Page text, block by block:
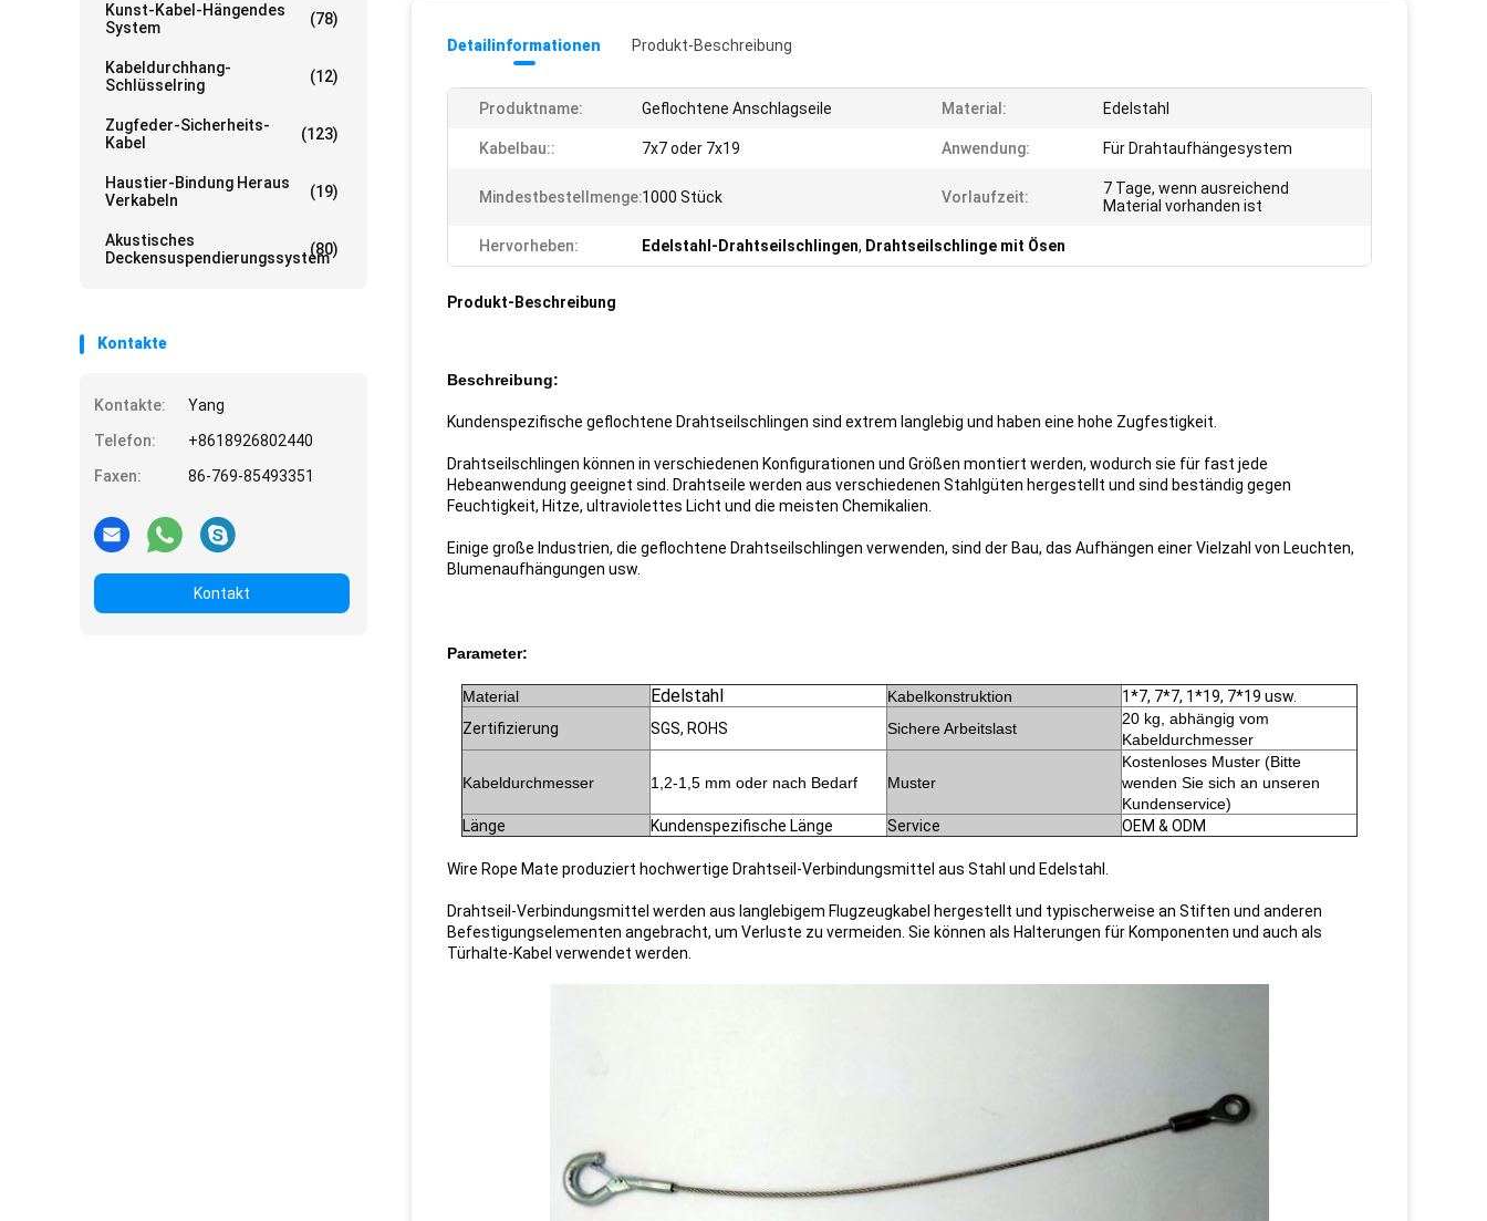
Kunst-Kabel-Hängendes
System
(78)
Kabeldurchhang-
Schlüsselring
(12)
Zugfeder-Sicherheits-
Kabel
(123)
Haustier-Bindung Heraus
Verkabeln
(19)
Akustisches
Deckensuspendierungssystem
(80)
Kontakte
Kontakte:
Yang
Telefon:
+8618926802440
Faxen:
86-769-85493351
Kontakt
Detailinformationen Produkt-Beschreibung
Produktname: Geflochtene Anschlagseile Material: Edelstahl
Kabelbau:: 7x7 oder 7x19 Anwendung: Für Drahtaufhängesystem
Mindestbestellmenge:1000 Stück Vorlaufzeit:
7 Tage, wenn ausreichend
Material vorhanden ist
Hervorheben: Edelstahl-Drahtseilschlingen, Drahtseilschlinge mit Ösen
Produkt-Beschreibung
Beschreibung:
Kundenspezifische geflochtene Drahtseilschlingen sind extrem langlebig und haben eine hohe Zugfestigkeit.
Drahtseilschlingen können in verschiedenen Konfigurationen und Größen montiert werden, wodurch sie für fast jede
Hebeanwendung geeignet sind. Drahtseile werden aus verschiedenen Stahlgüten hergestellt und sind beständig gegen
Feuchtigkeit, Hitze, ultraviolettes Licht und die meisten Chemikalien.
Einige große Industrien, die geflochtene Drahtseilschlingen verwenden, sind der Bau, das Aufhängen einer Vielzahl von Leuchten,
Blumenaufhängungen usw.
Parameter:
Material Edelstahl Kabelkonstruktion
1*7, 7*7, 1*19, 7*19 usw.
Zertifizierung
SGS, ROHS Sichere Arbeitslast
20 kg, abhängig vom
Kabeldurchmesser
Kabeldurchmesser 1,2-1,5 mm oder nach Bedarf Muster
Kostenloses Muster (Bitte
wenden Sie sich an unseren
Kundenservice)
Länge
Kundenspezifische Länge Service OEM & ODM
Wire Rope Mate produziert hochwertige Drahtseil-Verbindungsmittel aus Stahl und Edelstahl.
Drahtseil-Verbindungsmittel werden aus langlebigem Flugzeugkabel hergestellt und typischerweise an Stiften und anderen
Befestigungselementen angebracht, um Verluste zu vermeiden. Sie können als Halterungen für Komponenten und auch als
Türhalte-Kabel verwendet werden.